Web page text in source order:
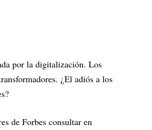
por la digitalización. Los
¿El adiós a los
de Forbes consultar en